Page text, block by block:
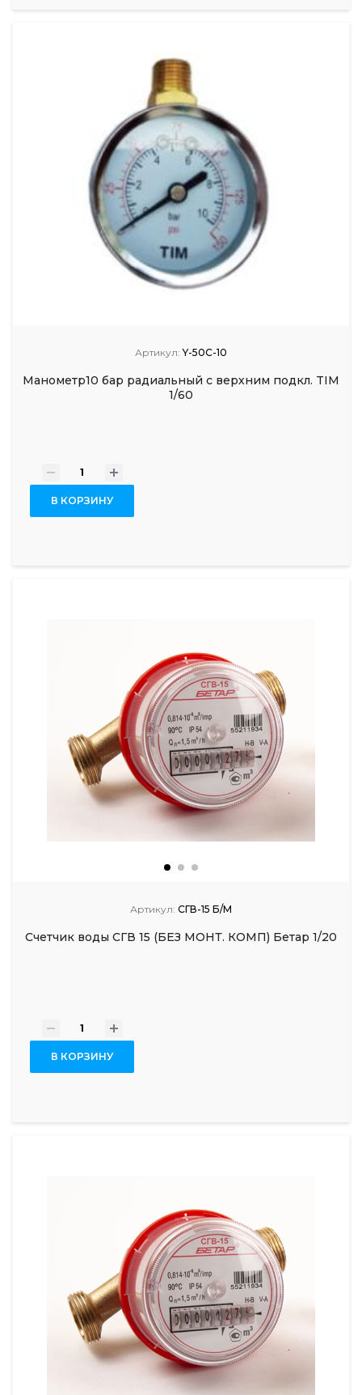
Артикул: Y-50C-10
Манометр10 бар радиальный с верхним подкл. TIM
1/60
- +
В КОРЗИНУ
Артикул: СГВ-15 Б/М
Счетчик воды СГВ 15 (БЕЗ МОНТ. КОМП) Бетар 1/20
- +
В КОРЗИНУ